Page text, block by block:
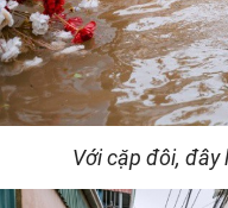
Với cặp đôi,